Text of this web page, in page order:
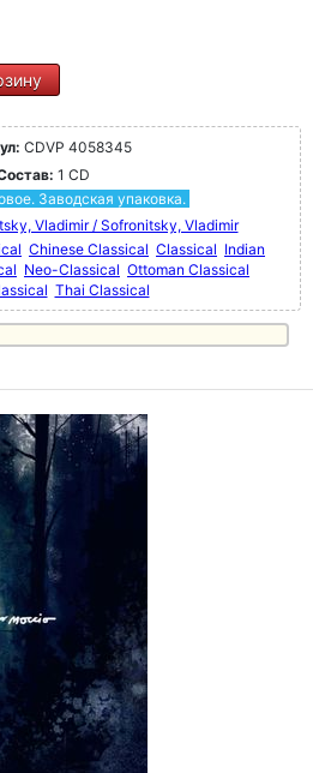
CDVP 4058345
1 CD
Заводская упаковка.
Vladimir / Sofronitsky, Vladimir
Chinese Classical Classical Indian
Neo-Classical Ottoman Classical
Thai Classical